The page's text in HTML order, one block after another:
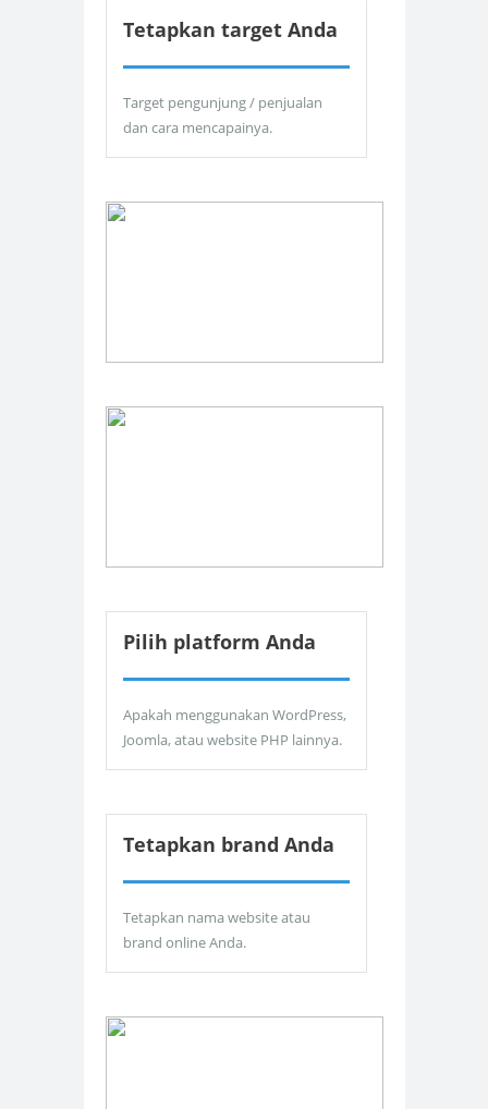
Tetapkan target Anda
Target pengunjung / penjualan
dan cara mencapainya.
Pilih platform Anda
Apakah menggunakan WordPress,
Joomla, atau website PHP lainnya.
Tetapkan brand Anda
Tetapkan nama website atau
brand online Anda.